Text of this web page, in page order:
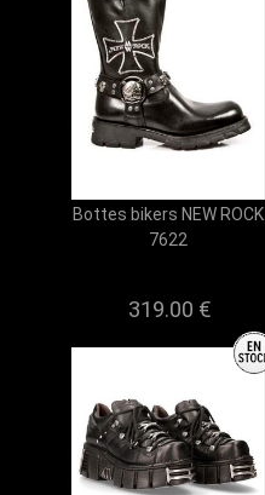
Bottes bikers NEW ROCK
7622
319.00 €